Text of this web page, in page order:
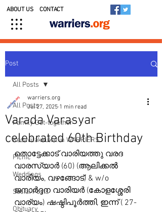
ABOUT US CONTACT
Post
All Posts
Family Get-together
Kedavilakkukal in WARRIERS
Picnic
Weddings
Social Posts
Obituary
All Posts
Varada Varasyar
celebrated 60th Birthday
warriers.org
Jul 27, 2025 1 min read
തൊട്ടേക്കാട് വാരിയത്തു വരദ
വാരസ്യാർ (60) (ആലിക്കൽ
വാരിയം, വഴങ്ങോട്) & w/o
ജനാർദ്ദന വാരിയർ (കോളശ്ശേരി
വാര്യം) ഷഷ്ഠിപൂർത്തി, ഇന്ന് ( 27-